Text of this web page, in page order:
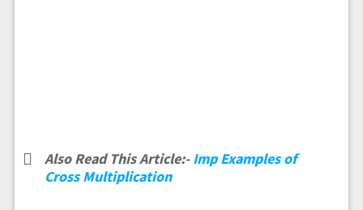
Also Read This Article:-Imp Examples of
Cross Multiplication